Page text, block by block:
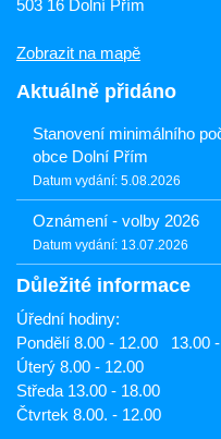
503 16 Dolní Přím
Zobrazit na mapě
Aktuálně přidáno
Stanovení minimálního
obce Dolní Přím
Datum vydání: 5.08.2026
Oznámení - volby 2026
Datum vydání: 13.07.2026
Důležité informace
Úřední hodiny:
Pondělí 8.00 - 12.00 13.00
Úterý 8.00 - 12.00
Středa 13.00 - 18.00
Čtvrtek 8.00. - 12.00